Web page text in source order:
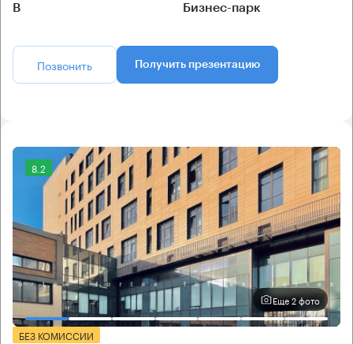
B Бизнес-парк
Позвонить Получить презентацию
8.2
Еще 2 фото
БЕЗ КОМИССИИ